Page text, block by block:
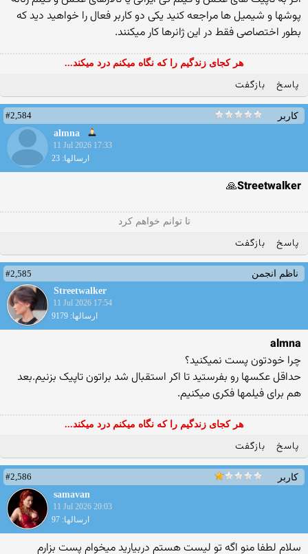
پوشها و شیمیل ها مراجعه کنید یکی دو‌ کاربر فعال را خواهید دید که
بطور اختصاصی فقط در این ژانرها کار میکنند.
هر کجای زندگیم را که نگاه میکنم درد میکند...
پاسخ بازگفت
کاربر
#2,584
almna
11 Jul 2026 17:33
ارسالها: 23
Streetwalker
🙏
تا توانم خواهم کرد
پاسخ بازگفت
ناظم انجمن
#2,585
Streetwalker
11 Jul 2026 17:54
ارسالها: 9179
almna
چرا خودتون پست نمیکنید؟
حداقل عکسها رو بفرستید تا اکر استقبال شد براتون تاپیک بزنیم.بعد
هم برای فیلمها فکری میکنیم.
هر کجای زندگیم را که نگاه میکنم درد میکند...
پاسخ بازگفت
کاربر
#2,586
samavan
11 Jul 2026 20:03
ارسالها: 97
سلام لطفا منو اگه تو لیست هستم دربیارید میخوام پست بزارم